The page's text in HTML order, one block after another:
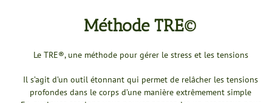
Méthode TRE©
Le TRE®, une méthode pour gérer le stress et les tensions
Il s’agit d’un outil étonnant qui permet de relâcher les tensions
profondes dans le corps d’une manière extrêmement simple